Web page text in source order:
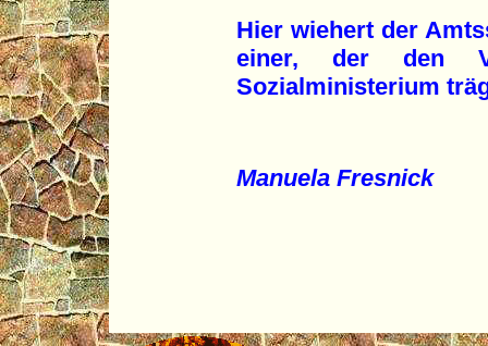
Hier wiehert der
einer, der den
Sozialministerium
Manuela Fresnick